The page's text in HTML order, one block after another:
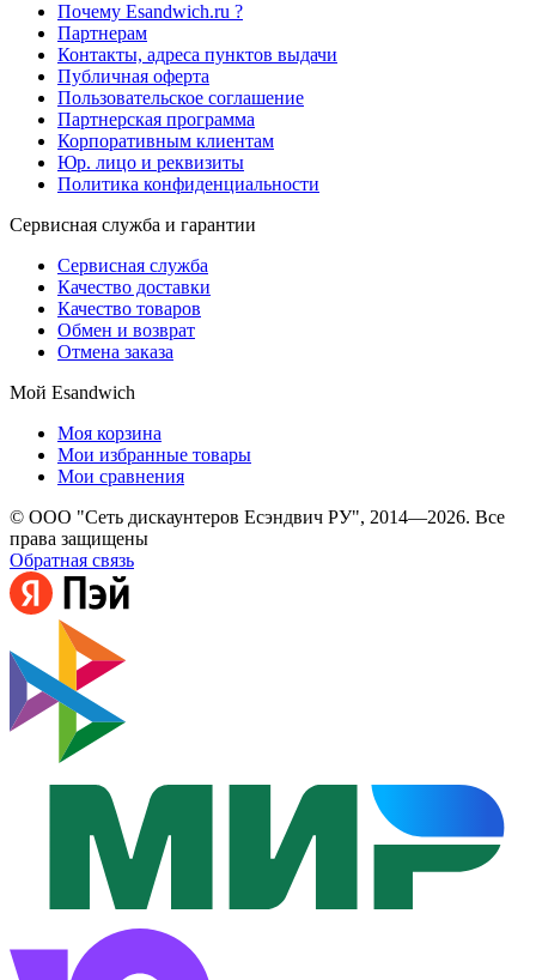
Почему Esandwich.ru ?
Партнерам
Контакты, адреса пунктов выдачи
Публичная оферта
Пользовательское соглашение
Партнерская программа
Корпоративным клиентам
Юр. лицо и реквизиты
Политика конфиденциальности
Сервисная служба и гарантии
Сервисная служба
Качество доставки
Качество товаров
Обмен и возврат
Отмена заказа
Мой Esandwich
Моя корзина
Мои избранные товары
Мои сравнения
© ООО "Сеть дискаунтеров Есэндвич РУ", 2014—2026. Все
права защищены
Обратная связь